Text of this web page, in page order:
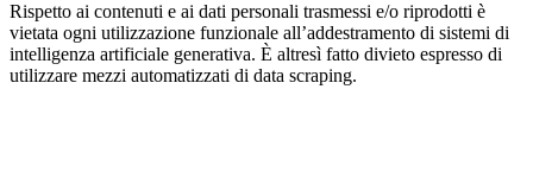
Rispetto ai contenuti e ai dati personali trasmessi e/o riprodotti è
vietata ogni utilizzazione funzionale all’addestramento di sistemi di
intelligenza artificiale generativa. È altresì fatto divieto espresso di
utilizzare mezzi automatizzati di data scraping.